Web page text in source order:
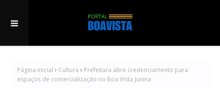
Página inicial Cultura
Prefeitura abre credenciamento para
espaços de comercialização no Boa Vista Junina